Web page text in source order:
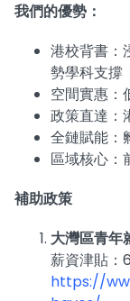
我們的優勢：
港校背書：
勢學科支撐
空間實惠：
政策直達：
全鏈賦能
區域核心：
補助政策
大灣區青年
薪資津貼：
https://